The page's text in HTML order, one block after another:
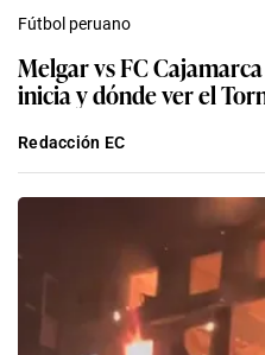
Fútbol peruano
Melgar vs FC
inicia y dónde ver el
Redacción EC